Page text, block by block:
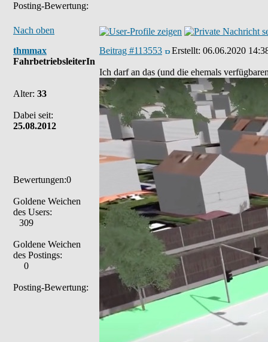
Posting-Bewertung:
Nach oben
thmmax
FahrbetriebsleiterIn
Alter: 33
Dabei seit:
25.08.2012
Bewertungen:0
Goldene Weichen
des Users:
309
Goldene Weichen
des Postings:
0
Posting-Bewertung:
Beitrag #113553 Erstellt: 06.06.2020
Ich darf an das (und die ehemals